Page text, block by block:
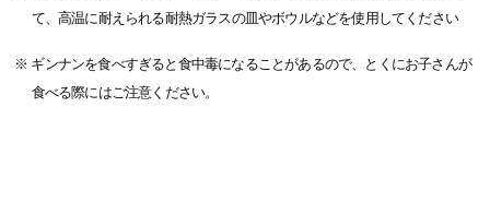
て、高温に耐えられる耐熱ガラスの皿やボウルなどを使用してください
※ ギンナンを食べすぎると食中毒になることがあるので、とくにお子さんが
食べる際にはご注意ください。